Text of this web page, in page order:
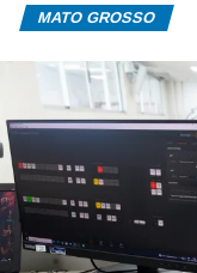
MATO GROSSO